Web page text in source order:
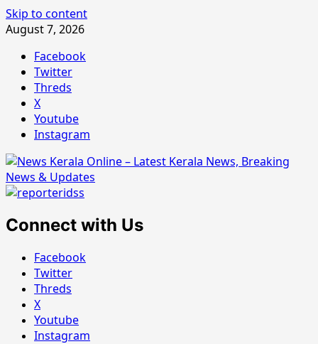
Skip to content
August 7, 2026
Facebook
Twitter
Threds
X
Youtube
Instagram
Connect with Us
Facebook
Twitter
Threds
X
Youtube
Instagram